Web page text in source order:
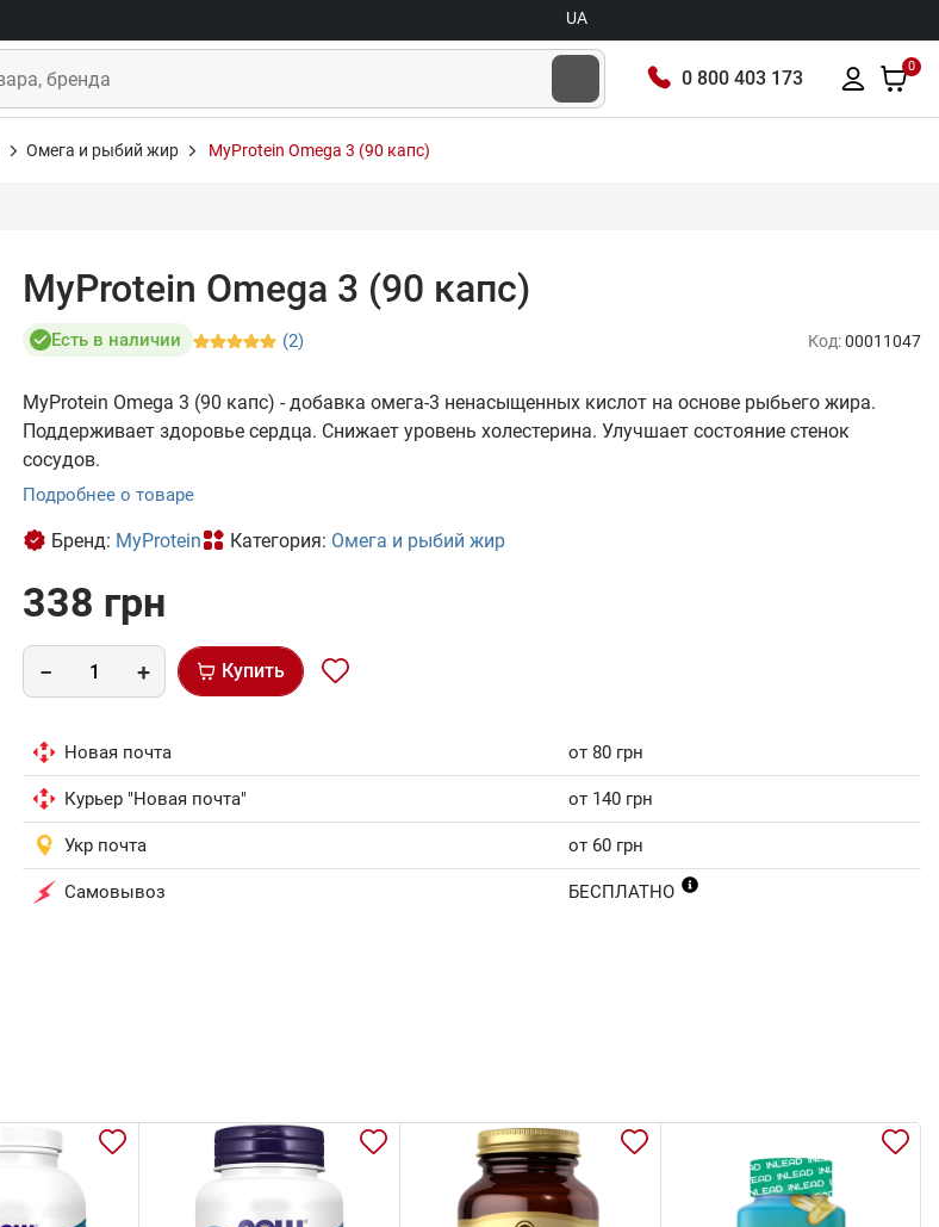
UA
0 800 403 173
0
Омега и рыбий жир MyProtein Omega 3 (90 капс)
MyProtein Omega 3 (90 капс)
Есть в наличии (2) Код:00011047
MyProtein Omega 3 (90 капс) - добавка омега-3 ненасыщенных кислот на основе рыбьего жира.
Поддерживает здоровье сердца. Снижает уровень холестерина. Улучшает состояние стенок
сосудов.
Подробнее о товаре
Бренд: MyProtein Категория: Омега и рыбий жир
338 грн
Купить
Новая почта от 80 грн
Курьер "Новая почта" от 140 грн
Укр почта от 60 грн
Самовывоз БЕСПЛАТНО